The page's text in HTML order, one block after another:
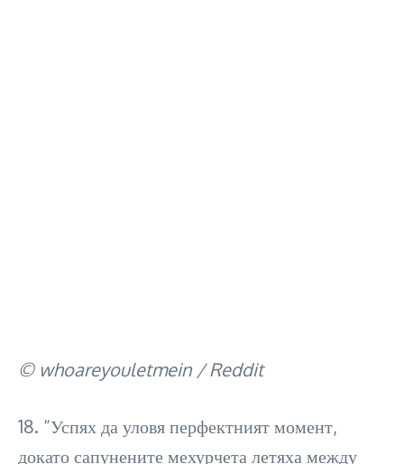
© whoareyouletmein / Reddit
18. “Успях да уловя перфектният момент,
докато сапунените мехурчета летяха между